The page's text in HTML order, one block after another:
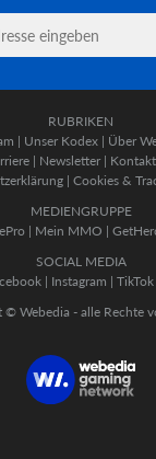
RUBRIKEN
| Unser Kodex | Über
| Newsletter | Kontakt
| Cookies &
MEDIENGRUPPE
| Mein MMO |
SOCIAL MEDIA
| Instagram | TikTok
© Webedia - alle Rechte